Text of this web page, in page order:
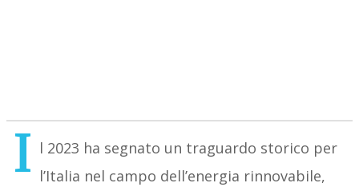
I l 2023 ha segnato un traguardo storico per
l’Italia nel campo dell’energia rinnovabile,